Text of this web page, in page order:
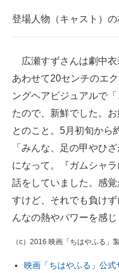
登場人物（キャスト）の
広瀬すずさんは劇中衣
あわせて20センチのエ
ングヘアビジュアルで
たので、新鮮でした。
とのこと。5月初旬から
「みんな、足の甲やひ
になって。『ガムシャ
話をしていました。感
すけど、それでも負け
んなの熱やパワーを感
（c）2016 映画「ちはやふる」
映画「ちはやふる」公式